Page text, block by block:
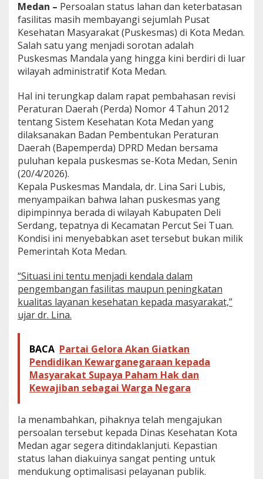
l
a
e
r
a
d
i
D
e
l
i
s
e
d
a
g
,
D
P
M
e
d
e
s
a
k
P
k
o
e
g
e
Medan – Persoalan status lahan dan keterbatasan
fasilitas masih membayangi sejumlah Pusat
Kesehatan Masyarakat (Puskesmas) di Kota Medan.
Salah satu yang menjadi sorotan adalah
Puskesmas Mandala yang hingga kini berdiri di luar
wilayah administratif Kota Medan.
Hal ini terungkap dalam rapat pembahasan revisi
Peraturan Daerah (Perda) Nomor 4 Tahun 2012
tentang Sistem Kesehatan Kota Medan yang
dilaksanakan Badan Pembentukan Peraturan
Daerah (Bapemperda) DPRD Medan bersama
puluhan kepala puskesmas se-Kota Medan, Senin
(20/4/2026).
Kepala Puskesmas Mandala, dr. Lina Sari Lubis,
menyampaikan bahwa lahan puskesmas yang
dipimpinnya berada di wilayah Kabupaten Deli
Serdang, tepatnya di Kecamatan Percut Sei Tuan.
Kondisi ini menyebabkan aset tersebut bukan milik
Pemerintah Kota Medan.
“Situasi ini tentu menjadi kendala dalam
pengembangan fasilitas maupun peningkatan
kualitas layanan kesehatan kepada masyarakat,”
ujar dr. Lina.
BACA Partai Gelora Akan Giatkan
Pendidikan Kewarganegaraan kepada
Masyarakat Supaya Paham Hak dan
Kewajiban sebagai Warga Negara
Ia menambahkan, pihaknya telah mengajukan
persoalan tersebut kepada Dinas Kesehatan Kota
Medan agar segera ditindaklanjuti. Kepastian
status lahan diakuinya sangat penting untuk
mendukung optimalisasi pelayanan publik.